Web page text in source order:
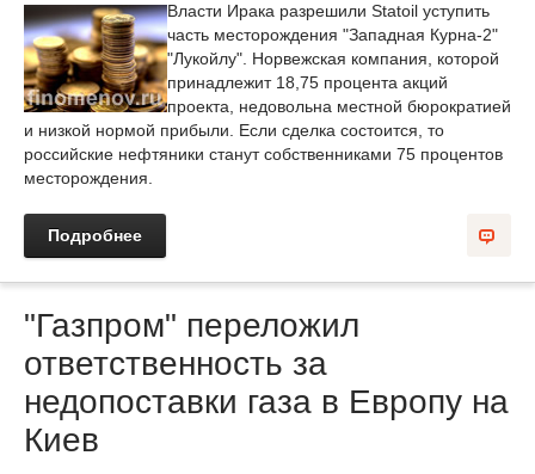
Власти Ирака разрешили Statoil уступить
часть месторождения "Западная Курна-2"
"Лукойлу". Норвежская компания, которой
принадлежит 18,75 процента акций
проекта, недовольна местной бюрократией
и низкой нормой прибыли. Если сделка состоится, то
российские нефтяники станут собственниками 75 процентов
месторождения.
Подробнее
"Газпром" переложил
ответственность за
недопоставки газа в Европу на
Киев